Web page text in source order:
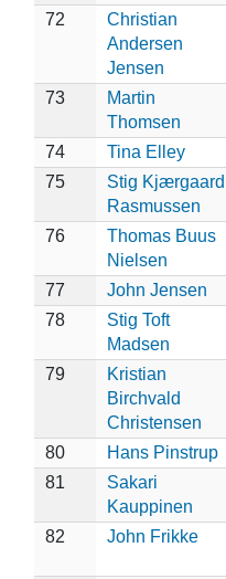
72
Christian
Andersen
Jensen
73
Martin
Thomsen
74 Tina Elley
75
Stig Kjærgaard
Rasmussen
76
Thomas Buus
Nielsen
77 John Jensen
78
Stig Toft
Madsen
79
Kristian
Birchvald
Christensen
80 Hans Pinstrup
81
Sakari
Kauppinen
82 John Frikke